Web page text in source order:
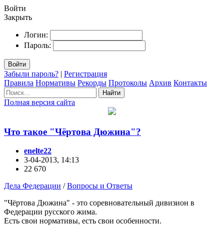
Войти
Закрыть
Логин:
Пароль:
Войти
Забыли пароль? | Регистрация
Правила Нормативы Рекорды Протоколы Архив Контакты
Найти
Полная версия сайта
Что такое "Чёртова Дюжина"?
enelte22
3-04-2013, 14:13
22 670
Дела Федерации /Вопросы и Ответы
"Чёртова Дюжина" - это соревновательный дивизион в
Федерации русского жима.
Есть свои нормативы, есть свои особенности.